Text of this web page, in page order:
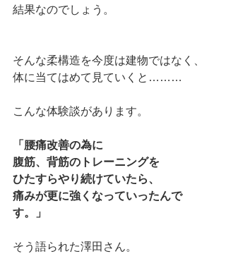
結果なのでしょう。
そんな柔構造を今度は建物ではなく、
体に当てはめて見ていくと………
こんな体験談があります。
「腰痛改善の為に
腹筋、背筋のトレーニングを
ひたすらやり続けていたら、
痛みが更に強くなっていったんで
す。」
そう語られた澤田さん。